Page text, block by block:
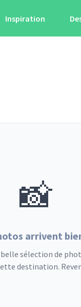
Inspiration
📸
arrivent
sélection de
destination.